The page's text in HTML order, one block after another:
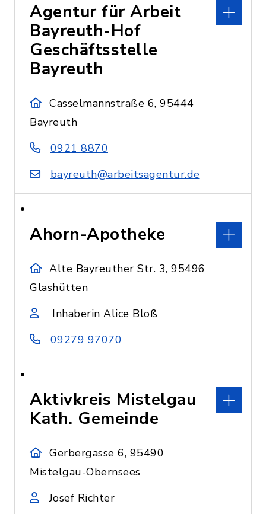
Agentur für Arbeit
Bayreuth-Hof
Geschäftsstelle
Bayreuth
Casselmannstraße 6, 95444
Bayreuth
0921 8870
bayreuth@arbeitsagentur.de
Ahorn-Apotheke
Alte Bayreuther Str. 3, 95496
Glashütten
Inhaberin Alice Bloß
09279 97070
Aktivkreis Mistelgau
Kath. Gemeinde
Gerbergasse 6, 95490
Mistelgau-Obernsees
Josef Richter